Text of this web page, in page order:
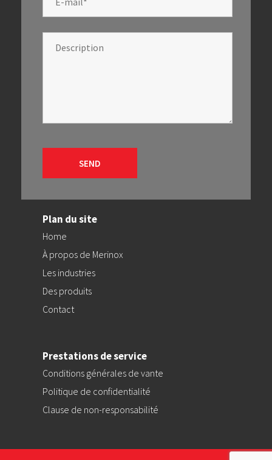
Plan du site
Home
À propos de Merinox
Les industries
Des produits
Contact
Prestations de service
Conditions générales de vante
Politique de confidentialité
Clause de non-responsabilité